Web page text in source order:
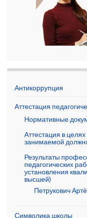
Антикоррупция
Аттестация
Нормативные
Аттестация в
занимаемой
Результаты
педагогических
установления
высшей)
Петрукович
Символика школы